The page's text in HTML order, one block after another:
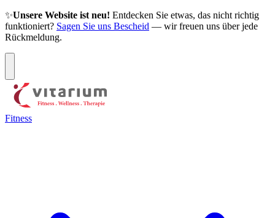
✨Unsere Website ist neu! Entdecken Sie etwas, das nicht richtig
funktioniert? Sagen Sie uns Bescheid — wir freuen uns über jede
Rückmeldung.
Fitness